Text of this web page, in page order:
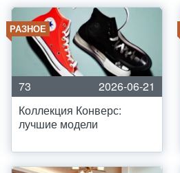
РАЗНОЕ
73
2026-06-21
Коллекция Конверс:
лучшие модели